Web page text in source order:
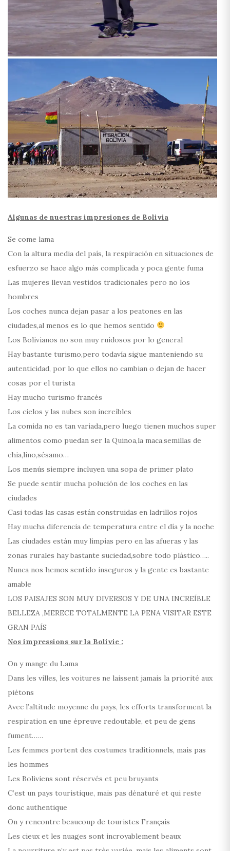
Algunas de nuestras impresiones de Bolivia
Se come lama
Con la altura media del país, la respiración en situaciones de
esfuerzo se hace algo más complicada y poca gente fuma
Las mujeres llevan vestidos tradicionales pero no los
hombres
Los coches nunca dejan pasar a los peatones en las
ciudades,al menos es lo que hemos sentido
Los Bolivianos no son muy ruidosos por lo general
Hay bastante turismo,pero todavía sigue manteniendo su
autenticidad, por lo que ellos no cambian o dejan de hacer
cosas por el turista
Hay mucho turismo francés
Los cielos y las nubes son increíbles
La comida no es tan variada,pero luego tienen muchos super
alimentos como puedan ser la Quinoa,la maca,semillas de
chia,lino,sésamo…
Los menús siempre incluyen una sopa de primer plato
Se puede sentir mucha polución de los coches en las
ciudades
Casi todas las casas están construidas en ladrillos rojos
Hay mucha diferencia de temperatura entre el día y la noche
Las ciudades están muy limpias pero en las afueras y las
zonas rurales hay bastante suciedad,sobre todo plástico…..
Nunca nos hemos sentido inseguros y la gente es bastante
amable
LOS PAISAJES SON MUY DIVERSOS Y DE UNA INCREÍBLE
BELLEZA ,MERECE TOTALMENTE LA PENA VISITAR ESTE
GRAN PAÍS
Nos impressions sur la Bolivie :
On y mange du Lama
Dans les villes, les voitures ne laissent jamais la priorité aux
piétons
Avec l’altitude moyenne du pays, les efforts transforment la
respiration en une épreuve redoutable, et peu de gens
fument……
Les femmes portent des costumes traditionnels, mais pas
les hommes
Les Boliviens sont réservés et peu bruyants
C’est un pays touristique, mais pas dénaturé et qui reste
donc authentique
On y rencontre beaucoup de touristes Français
Les cieux et les nuages sont incroyablement beaux